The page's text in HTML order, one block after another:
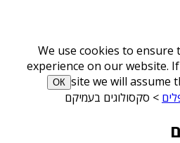
We use cookies to
experience on our website.
site we will assume
ОК
> סקסולוגים בעמיקם